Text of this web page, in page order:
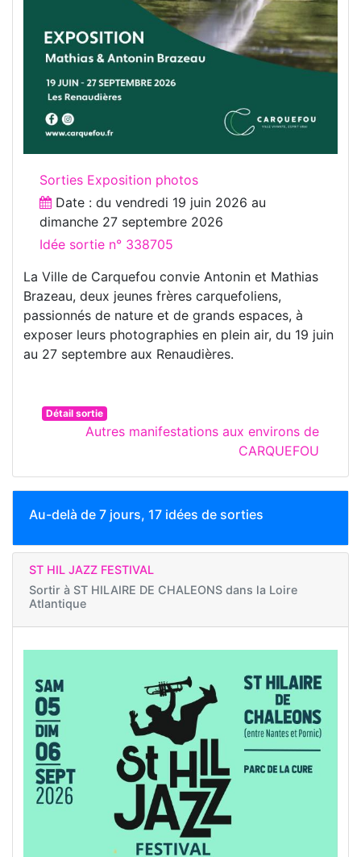
Sorties Exposition photos
Date : du vendredi 19 juin 2026 au
dimanche 27 septembre 2026
Idée sortie n° 338705
La Ville de Carquefou convie Antonin et Mathias
Brazeau, deux jeunes frères carquefoliens,
passionnés de nature et de grands espaces, à
exposer leurs photographies en plein air, du 19 juin
au 27 septembre aux Renaudières.
Détail sortie
Autres manifestations aux environs de
CARQUEFOU
Au-delà de 7 jours, 17 idées de sorties
ST HIL JAZZ FESTIVAL
Sortir à ST HILAIRE DE CHALEONS dans la Loire
Atlantique